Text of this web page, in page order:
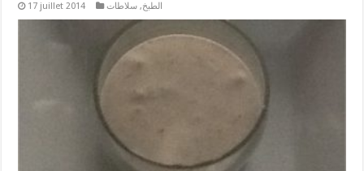
17 juillet 2014 الطبخ, سلاطات